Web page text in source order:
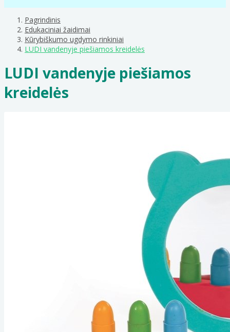
Pagrindinis
Edukaciniai žaidimai
Kūrybiškumo ugdymo rinkiniai
LUDI vandenyje piešiamos kreidelės
LUDI vandenyje piešiamos
kreidelės